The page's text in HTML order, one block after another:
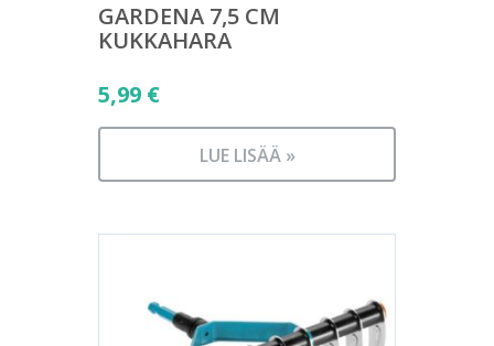
GARDENA 7,5 CM
KUKKAHARA
5,99 €
LUE LISÄÄ »